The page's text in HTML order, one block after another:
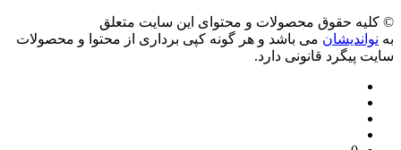
حقوق محصولات و محتوای اين سایت متعلق
می باشد و هر گونه کپی برداری از محتوا و محصولات
پیگرد قانونی دارد.